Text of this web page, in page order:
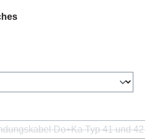
auswählen
Do+Ka Typ 41 und
(Diese Option